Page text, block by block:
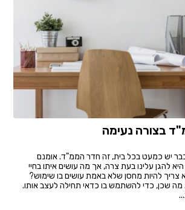
בצורה נעימה
יש כמעט בכל בית, זה חדר הממ"ד. אומנם
להגן עלינו בעת צרה, אך מה עושים איתו בחיי
צריך להיות מחסן שלא באמת עושים בו שימוש?
מה שכן, כדי להשתמש בו כדאי תחילה לעצב אותו.